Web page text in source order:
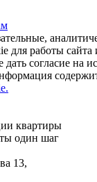
для работы сайта
согласие на
квартиры
один шаг
13,